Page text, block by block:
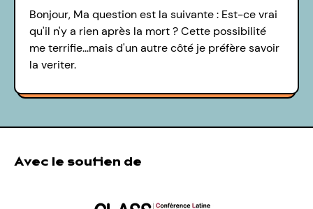
Bonjour, Ma question est la suivante : Est-ce vrai
qu'il n'y a rien après la mort ? Cette possibilité
me terrifie...mais d'un autre côté je préfère savoir
la veriter.
Avec le soutien de